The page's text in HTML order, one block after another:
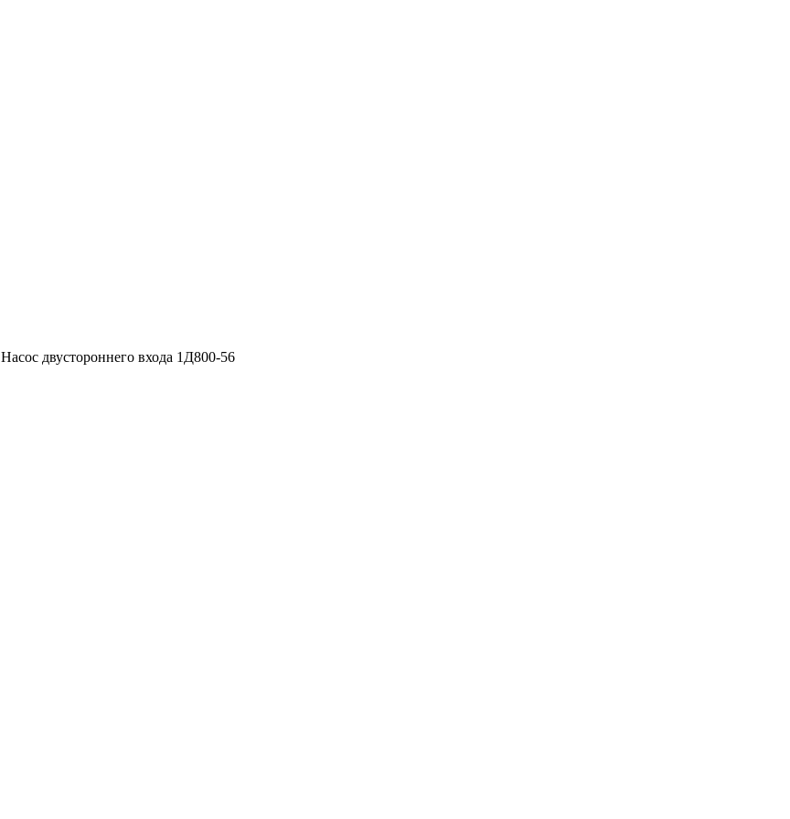
Насос двустороннего входа 1Д800-56